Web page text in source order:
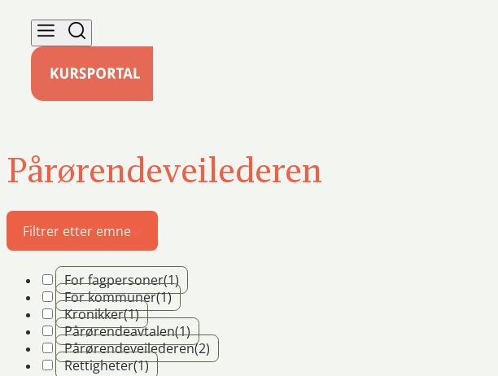
Pårørendeveilederen
Filtrer etter emne
For fagpersoner(1)
For kommuner(1)
Kronikker(1)
Pårørendeavtalen(1)
Pårørendeveilederen(2)
Rettigheter(1)